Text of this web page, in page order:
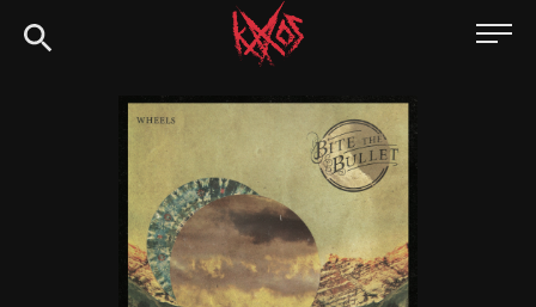
Siirry
suoraan
Kaaoszine